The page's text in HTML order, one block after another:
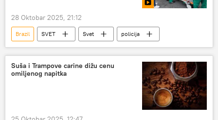
28 Oktobar 2025, 21:12
Brazil SVET Svet policija
Suša i Trampove carine dižu cenu
omiljenog napitka